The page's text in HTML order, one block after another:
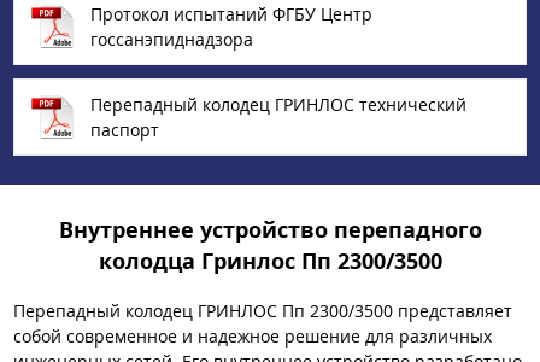
Протокол испытаний ФГБУ Центр
госсанэпиднадзора
Перепадный колодец ГРИНЛОС технический
паспорт
Внутреннее устройство перепадного
колодца Гринлос Пп 2300/3500
Перепадный колодец ГРИНЛОС Пп 2300/3500 представляет
собой современное и надежное решение для различных